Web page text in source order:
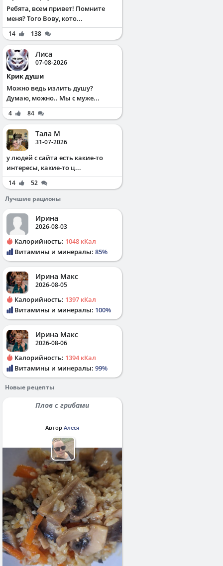
Ребята, всем привет! Помните
меня? Того Вову, кото...
14 138
Лиса
07-08-2026
Крик души
Можно ведь излить душу?
Думаю, можно.. Мы с муже...
4 84
Тала М
31-07-2026
у людей с сайта есть какие-то
интересы, какие-то ц...
14
52
Лучшие рационы
Ирина
2026-08-03
Калорийность: 1048 кКал
Витамины и минералы: 85%
Ирина Макс
2026-08-05
Калорийность: 1397 кКал
Витамины и минералы: 100%
Ирина Макс
2026-08-06
Калорийность: 1394 кКал
Витамины и минералы: 99%
Новые рецепты
Плов с грибами
Автор Алеся